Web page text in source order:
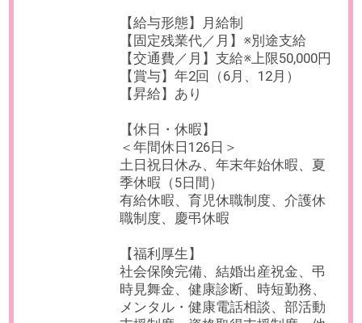
【休日・休暇】
＜年間休日126日＞
土日祝日休み、年末年始休暇、夏
季休暇（5日間）
有給休暇、育児休職制度、介護休
職制度、慶弔休暇
時見舞金、健康診断、時短勤務、
メンタル・健康電話相談 他
【必須】
・人材業界のフロント部門でのマ
ネジメント経験
・キャリアアドバイザー(RA)、キャ
リアコーディネーター(CA)、両面
ニア派遣営業(CA・CO)いずれかの
ご経験（3年以上）